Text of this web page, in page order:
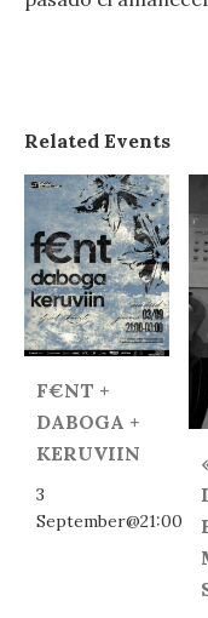
Related Events
F€NT +
DABOGA +
KERUVIIN
3
September@21:00